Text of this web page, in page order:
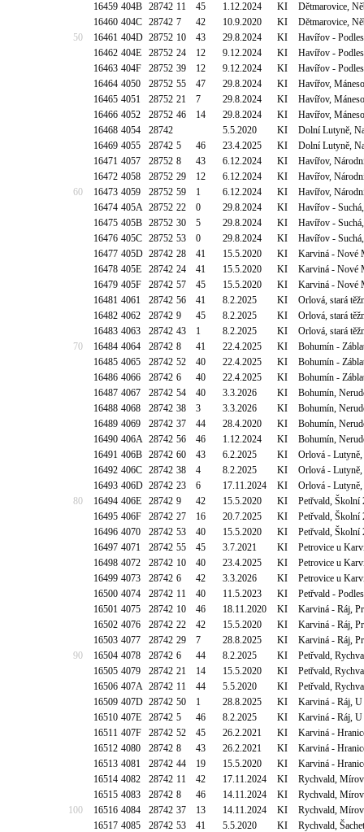
16459 404B 28742 11 45 1.12.2024 KI
Dětmarovice,
16460 404C 28742 7 42 10.9.2020 KI
Dětmarovice,
50
16461 404D 28752 10 43 29.8.2024 KI
Havířov -
16462 404E 28752 24 12 9.12.2024 KI
Havířov -
16463 404F 28752 39 12 9.12.2024 KI
Havířov -
16464 4050 28752 55 47 29.8.2024 KI
Havířov,
16465 4051 28752 21 7 29.8.2024 KI
Havířov,
16466 4052 28752 46 14 29.8.2024 KI
Havířov,
16468 4054 28742 5.5.2020 KI
Dolní Lutyně,
16469 4055 28742 5 46 23.4.2025 KI
Dolní Lutyně,
16471 4057 28752 8 43 6.12.2024 KI
Havířov,
16472 4058 28752 29 12 6.12.2024 KI
Havířov,
60
16473 4059 28752 59 1 6.12.2024 KI
Havířov,
16474 405A 28752 22 0 29.8.2024 KI
Havířov -
16475 405B 28752 30 5 29.8.2024 KI
Havířov -
16476 405C 28752 53 0 29.8.2024 KI
Havířov -
16477 405D 28742 28 41 15.5.2020 KI
Karviná - Nové
16478 405E 28742 24 41 15.5.2020 KI
Karviná - Nové
16479 405F 28742 57 45 15.5.2020 KI
Karviná - Nové
16481 4061 28742 56 41 8.2.2025 KI
Orlová, stará
16482 4062 28742 9 45 8.2.2025 KI
Orlová, stará
16483 4063 28742 43 1 8.2.2025 KI
Orlová, stará
70
16484 4064 28742 8 41 22.4.2025 KI
Bohumín -
16485 4065 28742 52 40 22.4.2025 KI
Bohumín -
16486 4066 28742 6 40 22.4.2025 KI
Bohumín -
16487 4067 28742 54 40 3.3.2026 KI
Bohumín,
16488 4068 28742 38 3 3.3.2026 KI
Bohumín,
16489 4069 28742 37 44 28.4.2020 KI
Bohumín,
16490 406A 28742 56 46 1.12.2024 KI
Bohumín,
16491 406B 28742 60 43 6.2.2025 KI
Orlová -
16492 406C 28742 38 4 8.2.2025 KI
Orlová -
16493 406D 28742 23 6 17.11.2024 KI
Orlová -
80
16494 406E 28742 9 42 15.5.2020 KI
Petřvald, Školní
16495 406F 28742 27 16 20.7.2025 KI
Petřvald, Školní
16496 4070 28742 53 40 15.5.2020 KI
Petřvald, Školní
16497 4071 28742 55 45 3.7.2021 KI
Petrovice u
16498 4072 28742 10 40 23.4.2025 KI
Petrovice u
16499 4073 28742 6 42 3.3.2026 KI
Petrovice u
16500 4074 28742 11 40 11.5.2023 KI
Petřvald -
16501 4075 28742 10 46 18.11.2020 KI
Karviná - Ráj,
16502 4076 28742 22 42 15.5.2020 KI
Karviná - Ráj,
16503 4077 28742 29 7 28.8.2025 KI
Karviná - Ráj,
90
16504 4078 28742 6 44 8.2.2025 KI
Petřvald,
16505 4079 28742 21 14 15.5.2020 KI
Petřvald,
16506 407A 28742 11 44 5.5.2020 KI
Petřvald,
16509 407D 28742 50 1 28.8.2025 KI
Karviná - Ráj,
16510 407E 28742 5 46 8.2.2025 KI
Karviná - Ráj,
16511 407F 28742 52 45 26.2.2021 KI
Karviná -
16512 4080 28742 8 43 26.2.2021 KI
Karviná -
16513 4081 28742 44 19 15.5.2020 KI
Karviná -
16514 4082 28742 11 42 17.11.2024 KI
Rychvald,
16515 4083 28742 8 46 14.11.2024 KI
Rychvald,
100
16516 4084 28742 37 13 14.11.2024 KI
Rychvald,
16517 4085 28742 53 41 5.5.2020 KI
Rychvald,